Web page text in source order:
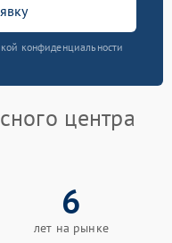
конфиденциальности
центра
6
лет на рынке